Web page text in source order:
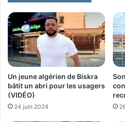
Un jeune algérien de Biskra
bâtit un abri pour les usagers
(VIDÉO)
24 juin 2024